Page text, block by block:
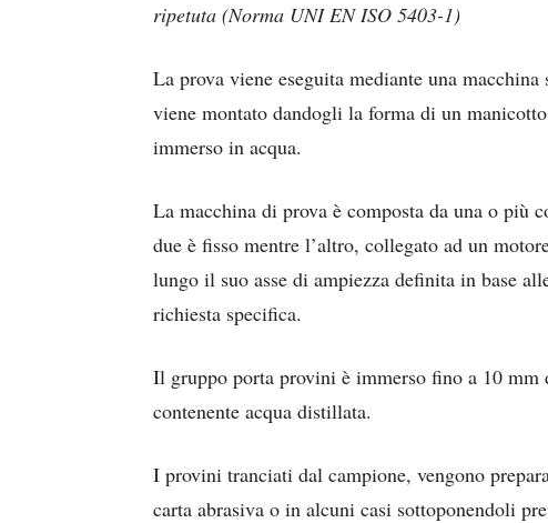
ripetuta (Norma UNI EN ISO 5403-1)
La prova viene eseguita mediante una
viene montato dandogli la forma di un
immerso in acqua.
La macchina di prova è composta da una o
due è fisso mentre l’altro, collegato ad un
lungo il suo asse di ampiezza definita in base
richiesta specifica.
Il gruppo porta provini è immerso fino a 10
contenente acqua distillata.
I provini tranciati dal campione, vengono
carta abrasiva o in alcuni casi sottoponendoli